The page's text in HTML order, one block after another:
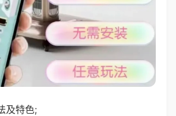
及特色;